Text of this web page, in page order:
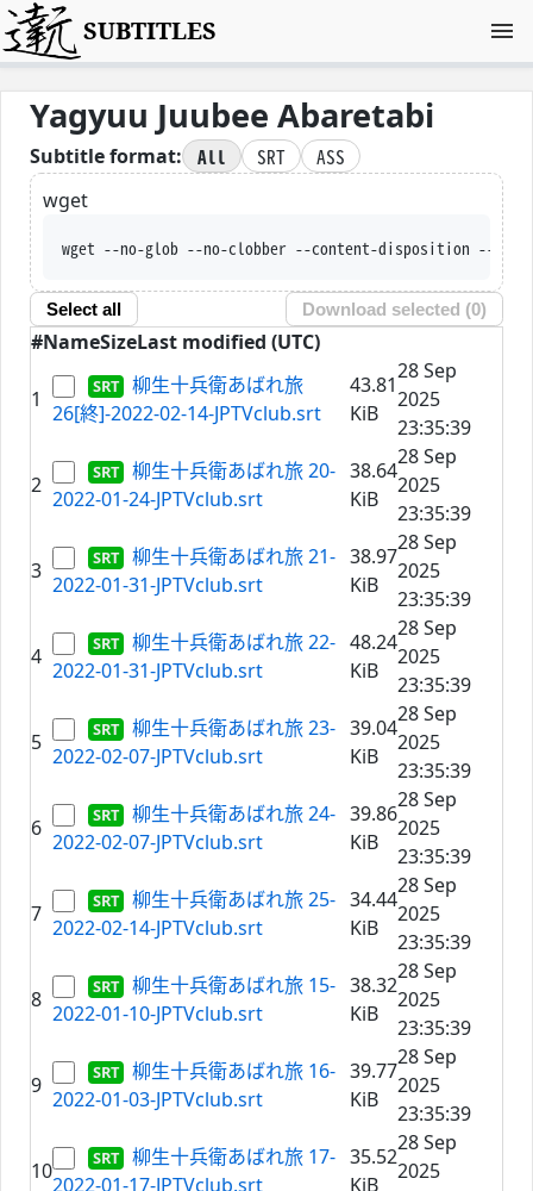
SUBTITLES
Yagyuu Juubee Abaretabi
Subtitle format: All SRT
ASS
wget
wget --no-glob --no-clobber --content-disposition --trust-server-
Select all Download selected (0)
#NameSizeLast modified (UTC)
1
柳生十兵衛あばれ旅
26[終]-2022-02-14-JPTVclub.srt
43.81
KiB
28 Sep
2025
23:35:39
2
柳生十兵衛あばれ旅 20-
2022-01-24-JPTVclub.srt
38.64
KiB
28 Sep
2025
23:35:39
3
柳生十兵衛あばれ旅 21-
2022-01-31-JPTVclub.srt
38.97
KiB
28 Sep
2025
23:35:39
4
柳生十兵衛あばれ旅 22-
2022-01-31-JPTVclub.srt
48.24
KiB
28 Sep
2025
23:35:39
5
柳生十兵衛あばれ旅 23-
2022-02-07-JPTVclub.srt
39.04
KiB
28 Sep
2025
23:35:39
6
柳生十兵衛あばれ旅 24-
2022-02-07-JPTVclub.srt
39.86
KiB
28 Sep
2025
23:35:39
7
柳生十兵衛あばれ旅 25-
2022-02-14-JPTVclub.srt
34.44
KiB
28 Sep
2025
23:35:39
8
柳生十兵衛あばれ旅 15-
2022-01-10-JPTVclub.srt
38.32
KiB
28 Sep
2025
23:35:39
9
柳生十兵衛あばれ旅 16-
2022-01-03-JPTVclub.srt
39.77
KiB
28 Sep
2025
23:35:39
10
柳生十兵衛あばれ旅 17-
2022-01-17-JPTVclub.srt
35.52
KiB
28 Sep
2025